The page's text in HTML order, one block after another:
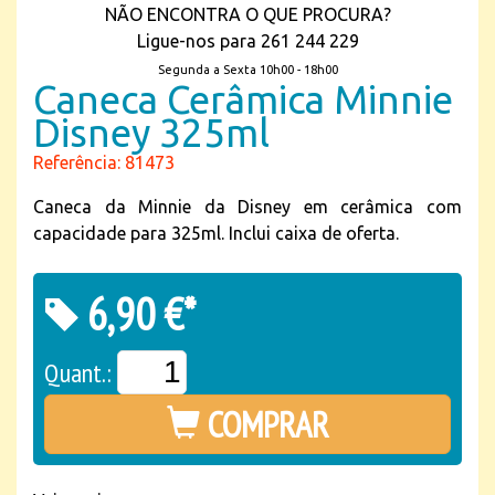
NÃO ENCONTRA O QUE PROCURA?
Ligue-nos para 261 244 229
Segunda a Sexta 10h00 - 18h00
Caneca Cerâmica Minnie
Disney 325ml
Referência: 81473
Caneca da Minnie da Disney em cerâmica com
capacidade para 325ml. Inclui caixa de oferta.
6,90 €*
Quant.:
COMPRAR